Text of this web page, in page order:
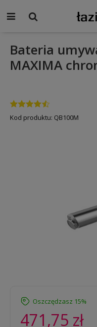
Bateria
MAXIMA
Kod produktu: QB100M
Oszczędzasz 15%
471,75 zł